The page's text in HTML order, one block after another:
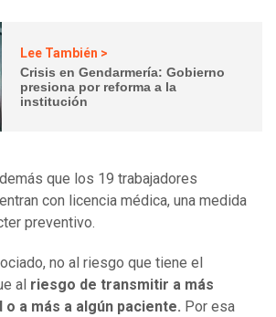
Lee También >
Crisis en Gendarmería: Gobierno
presiona por reforma a la
institución
que los 19 trabajadores
con licencia médica, una medida
preventivo.
no al riesgo que tiene el
al riesgo de transmitir a más
a más a algún paciente. Por esa